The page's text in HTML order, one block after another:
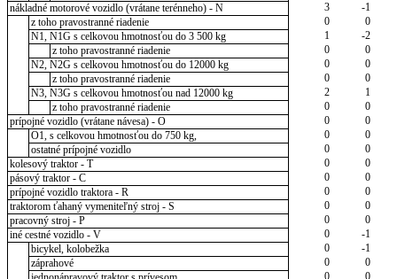
nákladné motorové vozidlo (vrátane terénneho) - N
3
-1
z toho pravostranné riadenie
0
0
N1, N1G s celkovou hmotnosťou do 3 500 kg
1
-2
z toho pravostranné riadenie
0
0
N2, N2G s celkovou hmotnosťou do 12000 kg
0
0
z toho pravostranné riadenie
0
0
N3, N3G s celkovou hmotnosťou nad 12000 kg
2
1
z toho pravostranné riadenie
0
0
prípojné vozidlo (vrátane návesa) - O
0
0
O1, s celkovou hmotnosťou do 750 kg,
0
0
ostatné prípojné vozidlo
0
0
kolesový traktor - T
0
0
pásový traktor - C
0
0
prípojné vozidlo traktora - R
0
0
traktorom ťahaný vymeniteľný stroj - S
0
0
pracovný stroj - P
0
0
iné cestné vozidlo - V
0
-1
bicykel, kolobežka
0
-1
záprahové
0
0
0
0